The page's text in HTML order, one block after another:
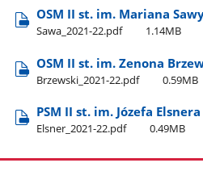
OSM II st. im. Mariana
Sawa​_2021-22.pdf 1.14MB
OSM II st. im. Zenona
Brzewski​_2021-22.pdf 0.59MB
PSM II st. im. Józefa Elsnera
Elsner​_2021-22.pdf 0.49MB